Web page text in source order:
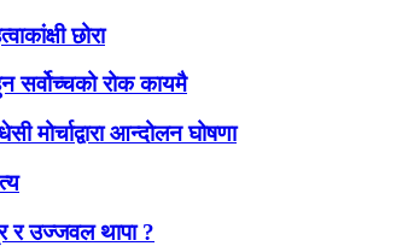
छोरा
सर्वोच्चको रोक कायमै
मोर्चाद्वारा आन्दोलन घोषणा
र उज्जवल थापा ?